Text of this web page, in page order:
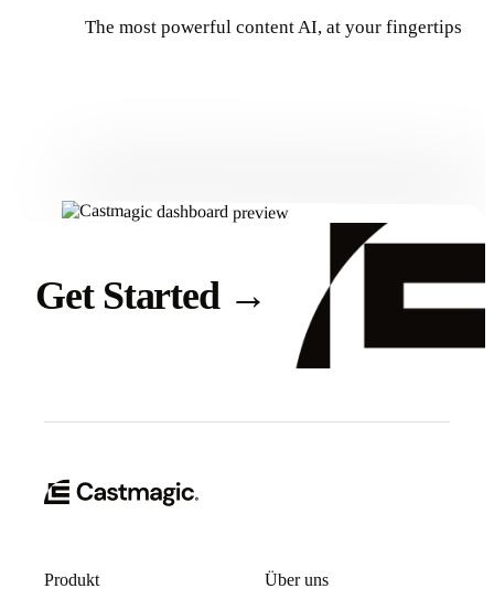
The most powerful content AI, at your fingertips
Get Started →
Produkt Über uns